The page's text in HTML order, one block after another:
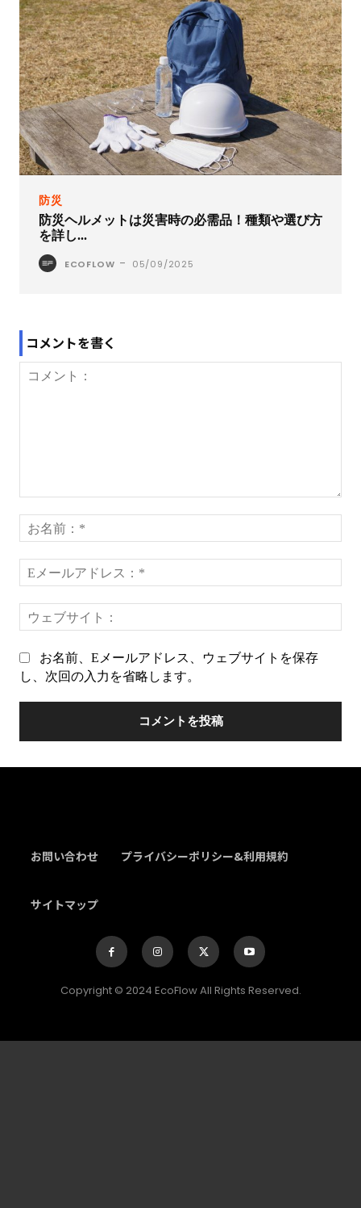
防災
防災ヘルメットは災害時の必需品！種類や選び方
を詳し...
ECOFLOW - 05/09/2025
コメントを書く
ン
ト：
名
前
メ
ー
ア
*
ェ
お名前、Eメールアドレス、ウェブサイトを保存
し、次回の入力を省略します。
お問い合わせ プライバシーポリシー&利用規約
サイトマップ
Copyright © 2024 EcoFlow All Rights Reserved.